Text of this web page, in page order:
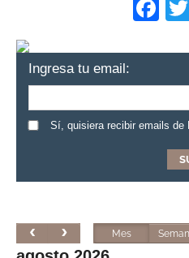
Ingresa tu email:
Sí, quisiera recibir emails de
Mes